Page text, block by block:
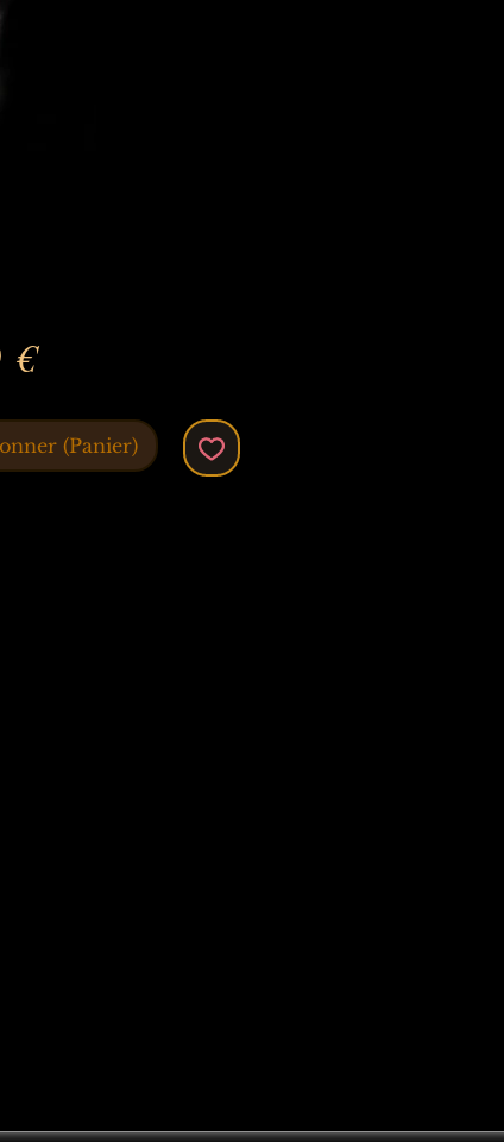
€Prix
(Panier)